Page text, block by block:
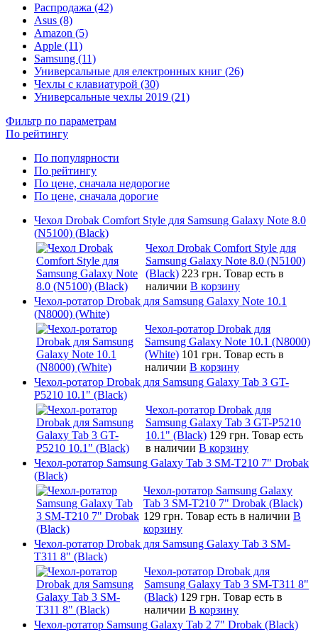
Распродажа (42)
Asus (8)
Amazon (5)
Apple (11)
Samsung (11)
Универсальные для електронных книг (26)
Чехлы с клавиатурой (30)
Универсальные чехлы 2019 (21)
Фильтр по параметрам
По рейтингу
По популярности
По рейтингу
По цене, сначала недорогие
По цене, сначала дорогие
Чехол Drobak Comfort Style для Samsung Galaxy Note 8.0
(N5100) (Black)
Чехол Drobak Comfort Style для
Samsung Galaxy Note 8.0 (N5100)
(Black) 223 грн. Товар есть в
наличии В корзину
Чехол-ротатор Drobak для Samsung Galaxy Note 10.1
(N8000) (White)
Чехол-ротатор Drobak для
Samsung Galaxy Note 10.1 (N8000)
(White) 101 грн. Товар есть в
наличии В корзину
Чехол-ротатор Drobak для Samsung Galaxy Tab 3 GT-
P5210 10.1" (Black)
Чехол-ротатор Drobak для
Samsung Galaxy Tab 3 GT-P5210
10.1" (Black) 129 грн. Товар есть
в наличии В корзину
Чехол-ротатор Samsung Galaxy Tab 3 SM-T210 7" Drobak
(Black)
Чехол-ротатор Samsung Galaxy
Tab 3 SM-T210 7" Drobak (Black)
129 грн. Товар есть в наличии В
корзину
Чехол-ротатор Drobak для Samsung Galaxy Tab 3 SM-
T311 8" (Black)
Чехол-ротатор Drobak для
Samsung Galaxy Tab 3 SM-T311 8"
(Black) 129 грн. Товар есть в
наличии В корзину
Чехол-ротатор Samsung Galaxy Tab 2 7" Drobak (Black)